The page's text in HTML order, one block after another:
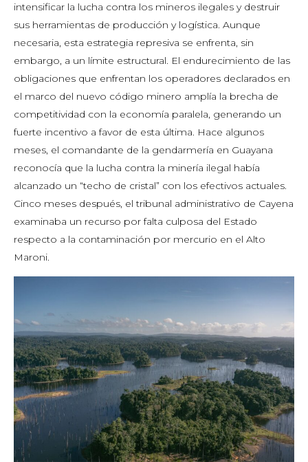
intensificar la lucha contra los mineros ilegales y destruir
sus herramientas de producción y logística. Aunque
necesaria, esta estrategia represiva se enfrenta, sin
embargo, a un límite estructural. El endurecimiento de las
obligaciones que enfrentan los operadores declarados en
el marco del nuevo código minero amplía la brecha de
competitividad con la economía paralela, generando un
fuerte incentivo a favor de esta última. Hace algunos
meses, el comandante de la gendarmería en Guayana
reconocía que la lucha contra la minería ilegal había
alcanzado un “techo de cristal” con los efectivos actuales.
Cinco meses después, el tribunal administrativo de Cayena
examinaba un recurso por falta culposa del Estado
respecto a la contaminación por mercurio en el Alto
Maroni.